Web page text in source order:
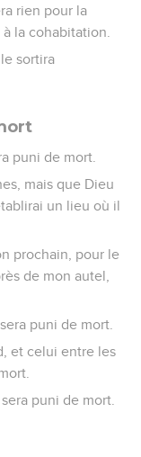
rien pour la
la cohabitation.
sortira
puni de mort.
mais que Dieu
un lieu où il
prochain, pour le
de mon autel,
puni de mort.
et celui entre les
puni de mort.